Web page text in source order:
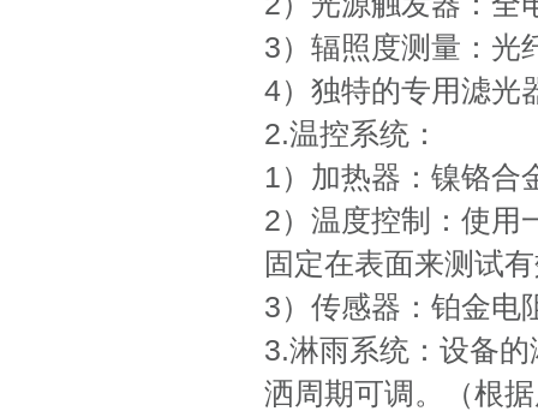
3）辐照度测量：光
4）独特的专用滤光
2.温控系统：
1）加热器：镍铬合
2）温度控制：使用
固定在表面来测试
3）传感器：铂金电
3.淋雨系统：设备
洒周期可调。（根